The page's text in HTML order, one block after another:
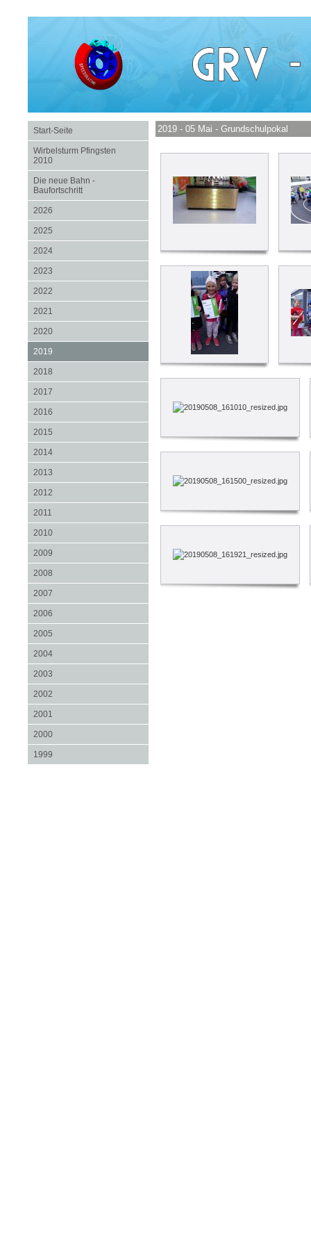
Start-Seite
Wirbelsturm Pfingsten
2010
Die neue Bahn -
Baufortschritt
2026
2025
2024
2023
2022
2021
2020
2019
2018
2017
2016
2015
2014
2013
2012
2011
2010
2009
2008
2007
2006
2005
2004
2003
2002
2001
2000
1999
2019 - 05 Mai - Grundschulpokal